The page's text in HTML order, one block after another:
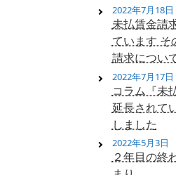
未払賃金請
ています そ
請求につい
2022年7月18日
コラム『未
延長されて
しました
2022年7月17日
２年目の終
2022年5月3日